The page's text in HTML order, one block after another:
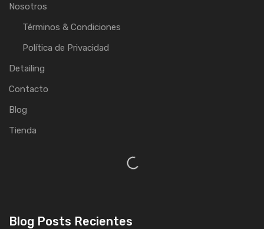
Nosotros
Términos & Condiciones
Política de Privacidad
Detailing
Contacto
Blog
Tienda
Blog Posts Recientes